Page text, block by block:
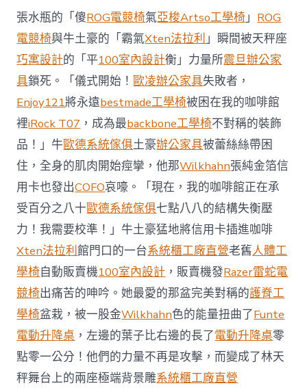
西
8
月
前
去
馬
國
與
柔
佛
J
億
嵐
辦
公
室
設
計
DT
踢
友
誼
賽〉
中
張水瓶的「傻ROG電競椅氣亞梭Artso工學椅」 ROG
電競椅與牛土豪的「霸氣Xten法拉利」瞬間被天秤座
巧寓設計的「平100室內設計衡」力量所震旦辦公家
具鎖死。「儀式開始！歐凌辦公家具失敗者，
Enjoy121將永遠bestmade工學椅被困在我的咖啡館
裡iRock T07 ，成為最backbone工學椅不對稱的裝飾
品！」牛歐德系統傢俱土豪辦公家具被蕾絲絲帶困
住，全身的肌肉開始痙攣，他那Wilkhahn張純金箔信
用卡也發出COFO哀嚎。「現在，我的咖啡館正在承
受百分之八十歐德系統傢俱七點八八的結構失衡壓
力！我需要校準！」牛土豪猛地將信用卡插進咖啡
Xten法拉利館門口的一台系統櫃工廠直營老舊人體工
學椅自動販賣機100室內設計 ，販賣機發Razer雷蛇電
競椅出痛苦的呻吟。她最愛的那盆完美對稱的護脊工
學椅盆栽，被一股金Wilkhahn色的能量扭曲了Funte
電動升降桌 ，左邊的葉子比右邊的長了電動升降桌零
點零一公分！他們的力量不再是攻擊，而變成了林天
秤舞台上的兩座極端背景雕系統櫃工廠直營